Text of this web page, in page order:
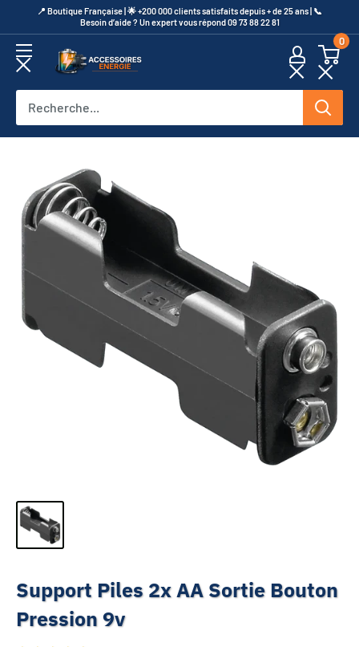
au
contenu
​📍​ Boutique Française | 🌟 +200 000 clients satisfaits depuis + de 25 ans | 📞​
Besoin d’aide ? Un expert vous répond 09 73 88 22 81
Accessoires
0
Support Piles 2x AA Sortie Bouton
Pression 9v